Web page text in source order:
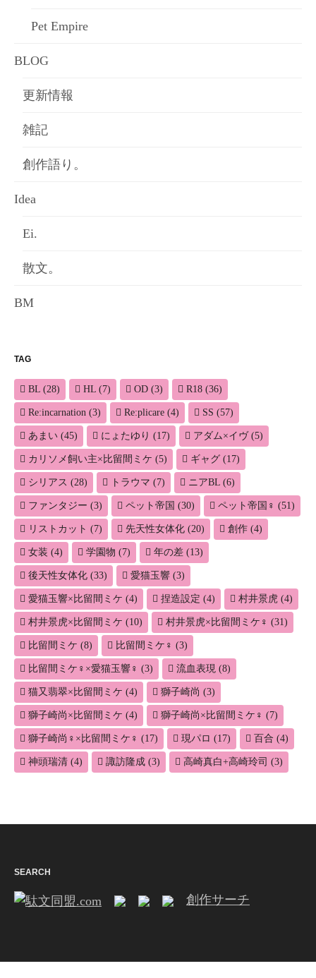
Pet Empire
BLOG
更新情報
雑記
創作語り。
Idea
Ei.
散文。
BM
TAG
BL (28) HL (7) OD (3) R18 (36)
Re:incarnation (3) Re:plicare (4) SS (57)
あまい (45) にょたゆり (17) アダム×イヴ(5)
カリソメ飼い主×比留間ミケ (5) ギャグ (17)
シリアス (28) トラウマ (7) ニアBL (6)
ファンタジー (3) ペット帝国 (30) ペット帝国♀ (51)
リストカット (7) 先天性女体化 (20) 創作 (4)
女装 (4) 学園物 (7) 年の差 (13)
後天性女体化 (33) 愛猫玉響 (3)
愛猫玉響×比留間ミケ (4) 捏造設定 (4) 村井景虎 (4)
村井景虎×比留間ミケ (10) 村井景虎×比留間ミケ♀ (31)
比留間ミケ (8) 比留間ミケ♀ (3)
比留間ミケ♀×愛猫玉響♀ (3) 流血表現 (8)
猫又翡翠×比留間ミケ (4) 獅子崎尚 (3)
獅子崎尚×比留間ミケ (4) 獅子崎尚×比留間ミケ♀ (7)
獅子崎尚♀×比留間ミケ♀ (17) 現パロ (17) 百合 (4)
神頭瑞清 (4) 諏訪隆成 (3) 高崎真白+高崎玲司 (3)
SEARCH
創作サーチ